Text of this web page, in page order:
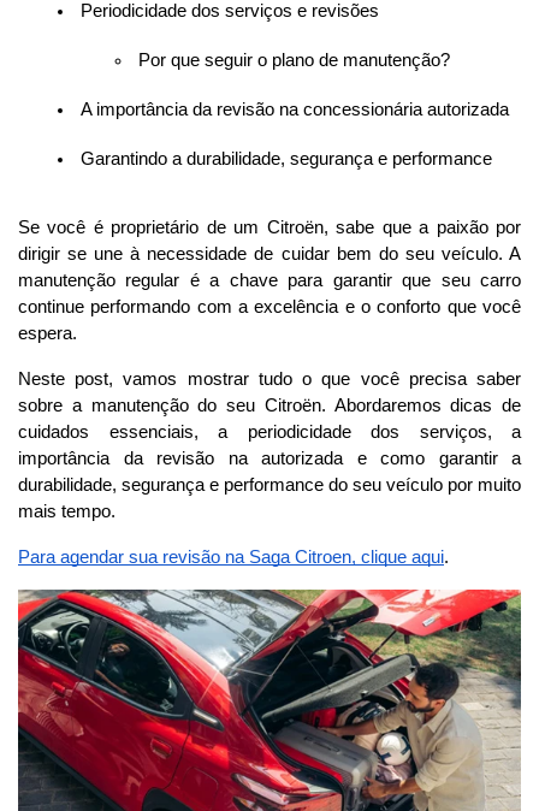
Periodicidade dos serviços e revisões
Por que seguir o plano de manutenção?
A importância da revisão na concessionária autorizada
Garantindo a durabilidade, segurança e performance
Se você é proprietário de um Citroën, sabe que a paixão por
dirigir se une à necessidade de cuidar bem do seu veículo. A
manutenção regular é a chave para garantir que seu carro
continue performando com a excelência e o conforto que você
espera.
Neste post, vamos mostrar tudo o que você precisa saber
sobre a manutenção do seu Citroën. Abordaremos dicas de
cuidados essenciais, a periodicidade dos serviços, a
importância da revisão na autorizada e como garantir a
durabilidade, segurança e performance do seu veículo por muito
mais tempo.
Para agendar sua revisão na Saga Citroen, clique aqui.